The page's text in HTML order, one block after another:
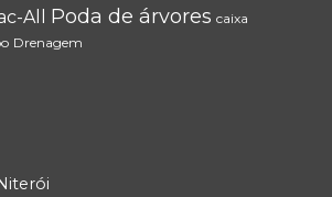
All Poda de árvores caixa
Drenagem